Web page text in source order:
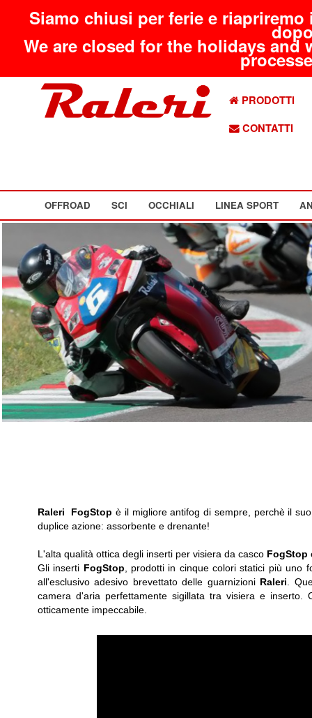
Siamo chiusi per ferie e
We are closed for the holidays
PRODOTTI
CONTATTI
OFFROAD SCI OCCHIALI LINEA SPORT
Raleri FogStop è il migliore antifog di sempre, perchè il
duplice azione: assorbente e drenante!
L'alta qualità ottica degli inserti per visiera da casco FogStop
Gli inserti FogStop
prodotti in cinque colori statici più uno
all'esclusivo adesivo brevettato delle guarnizioni Raleri .
camera d'aria perfettamente sigillata tra visiera e
otticamente impeccabile